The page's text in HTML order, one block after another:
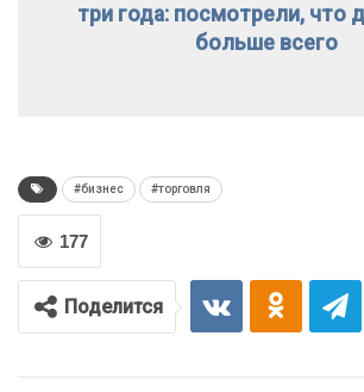
три года: посмотрели, что
больше всего
#бизнес #торговля
177
Поделится